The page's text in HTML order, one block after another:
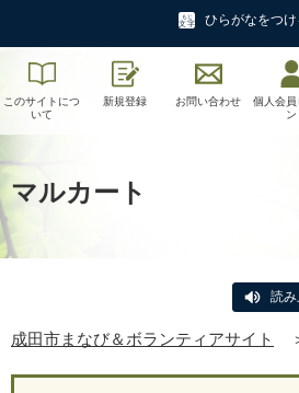
ひらがなをつけ
このサイトにつ
いて
新規登録 お問い合わせ
個人会員
ン
マルカート
読
成田市まなび＆ボランティアサイト